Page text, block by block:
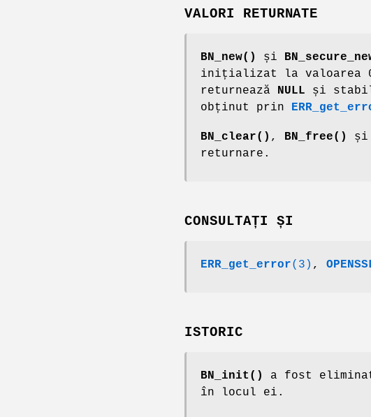
VALORI RETURNATE
BN_new() și
inițializat la valoarea 0.
returnează NULL și
obținut prin
BN_clear() , BN_free() și
returnare.
CONSULTAȚI ȘI
ERR_get_error(3) ,
ISTORIC
BN_init() a fost
în locul ei.